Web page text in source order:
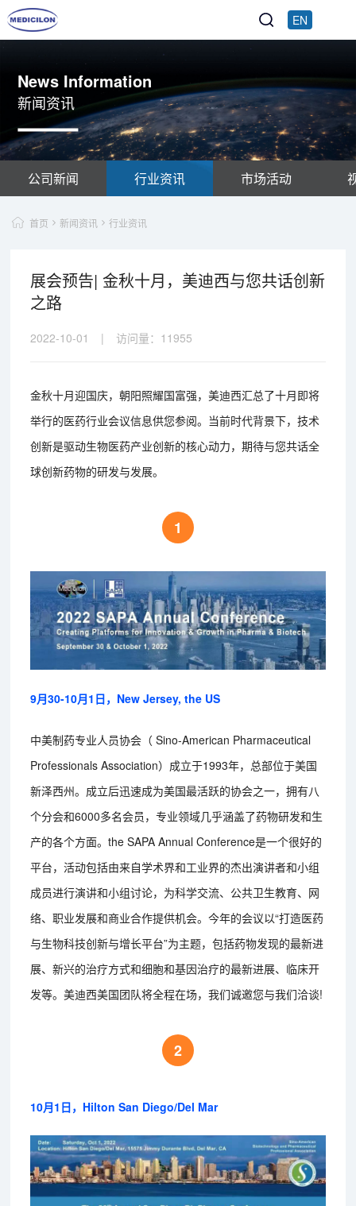
EN
News Information
新闻资讯
公司新闻 行业资讯 市场活动
首页 新闻资讯 行业资讯
展会预告| 金秋十月，美迪西与您共话创新
之路
2022-10-01 | 访问量： 11955
金秋十月迎国庆，朝阳照耀国富强，美迪西汇总了十月即将
举行的医药行业会议信息供您参阅。当前时代背景下，技术
创新是驱动生物医药产业创新的核心动力，期待与您共话全
球创新药物的研发与发展。
1
9月30-10月1日，New Jersey, the US
中美制药专业人员协会（ Sino-American Pharmaceutical
Professionals Association）成立于1993年，总部位于美国
新泽西州。成立后迅速成为美国最活跃的协会之一，拥有八
个分会和6000多名会员，专业领域几乎涵盖了药物研发和生
产的各个方面。the SAPA Annual Conference是一个很好的
平台，活动包括由来自学术界和工业界的杰出演讲者和小组
成员进行演讲和小组讨论，为科学交流、公共卫生教育、网
络、职业发展和商业合作提供机会。今年的会议以“打造医药
与生物科技创新与增长平台”为主题，包括药物发现的最新进
展、新兴的治疗方式和细胞和基因治疗的最新进展、临床开
发等。美迪西美国团队将全程在场，我们诚邀您与我们洽谈!
2
10月1日，Hilton San Diego/Del Mar